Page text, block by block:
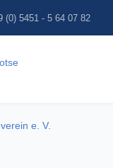
(0) 5451 - 5 64 07 82